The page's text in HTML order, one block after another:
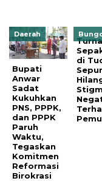
Daerah
Bupati
Anwar
Sadat
Kukuhkan
PNS, PPPK,
dan PPPK
Paruh
Waktu,
Tegaskan
Komitmen
Reformasi
Birokrasi
di